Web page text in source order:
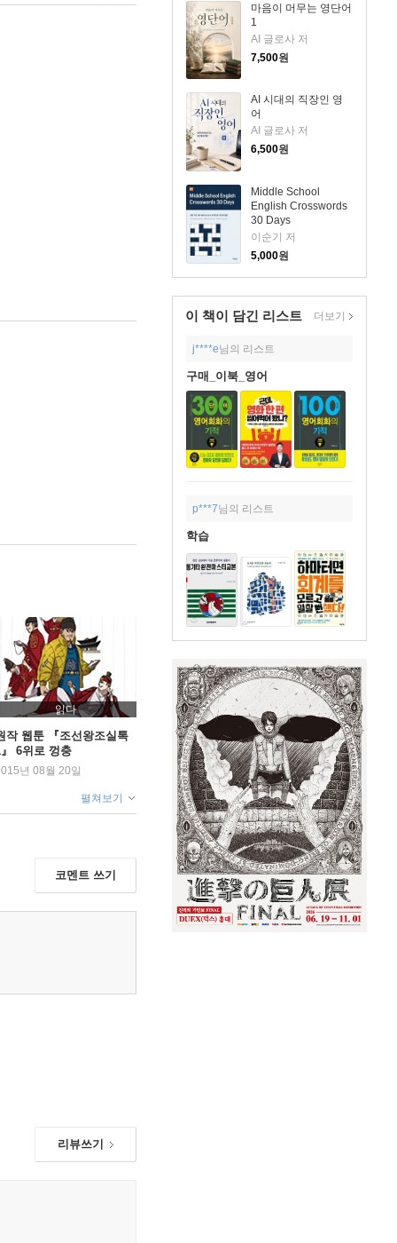
마음이 머무는 영단어
1
AI 글로사 저
7,500원
AI 시대의 직장인 영
어
AI 글로사 저
6,500원
Middle School
English Crosswords
30 Days
이순기 저
5,000원
이 책이 담긴 리스트 더보기
j****e님의 리스트
구매_이북_영어
p***7님의 리스트
학습
읽다
작 웹툰 『조선왕조실톡
6위로 껑충
년 08월 20일
펼쳐보기
코멘트 쓰기
리뷰쓰기